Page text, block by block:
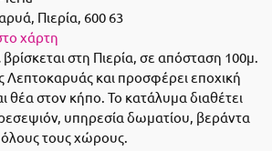
Πιερία, 600 63
χάρτη
βρίσκεται στη Πιερία, σε απόσταση 100μ.
Λεπτοκαρυάς και προσφέρει εποχική
θέα στον κήπο. Το κατάλυμα διαθέτει
υπηρεσία δωματίου, βεράντα
τους χώρους.